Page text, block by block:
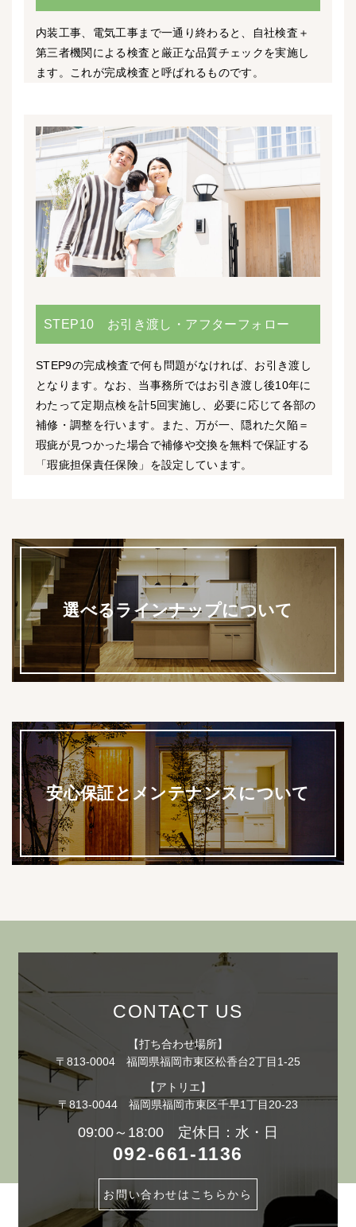
内装工事、電気工事まで一通り終わると、自社検査＋
第三者機関による検査と厳正な品質チェックを実施し
ます。これが完成検査と呼ばれるものです。
STEP10 お引き渡し・アフターフォロー
STEP9の完成検査で何も問題がなければ、お引き渡し
となります。なお、当事務所ではお引き渡し後10年に
わたって定期点検を計5回実施し、必要に応じて各部の
補修・調整を行います。また、万が一、隠れた欠陥＝
瑕疵が見つかった場合で補修や交換を無料で保証する
「瑕疵担保責任保険」を設定しています。
選べるラインナップについて
安心保証とメンテナンスについて
CONTACT US
【打ち合わせ場所】
〒813-0004 福岡県福岡市東区松香台2丁目1-25
【アトリエ】
〒813-0044 福岡県福岡市東区千早1丁目20-23
09:00～18:00 定休日：水・日
092-661-1136
お問い合わせはこちらから